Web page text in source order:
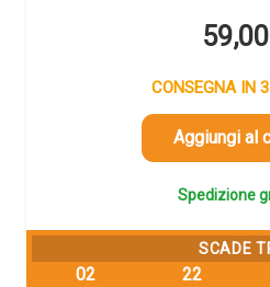
59,00
CONSEGNA IN
Aggiungi al
Spedizione
SCADE
02 22